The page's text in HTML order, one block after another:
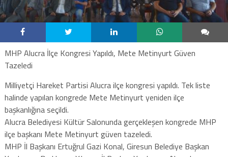
MHP Alucra İlçe Kongresi Yapıldı, Mete Metinyurt Güven
Tazeledi
Milliyetçi Hareket Partisi Alucra ilçe kongresi yapıldı. Tek liste
halinde yapılan kongrede Mete Metinyurt yeniden ilçe
başkanlığına seçildi.
Alucra Belediyesi Kültür Salonunda gerçekleşen kongrede MHP
ilçe başkanı Mete Metinyurt güven tazeledi.
MHP İl Başkanı Ertuğrul Gazi Konal, Giresun Belediye Başkan